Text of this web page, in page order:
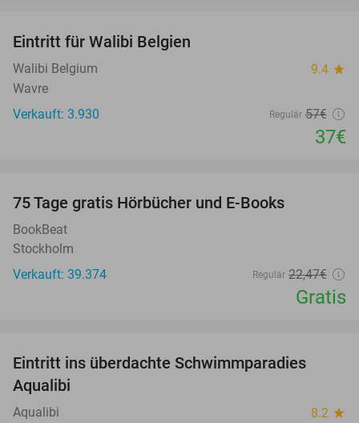
Eintritt für Walibi Belgien
Walibi Belgium 9.4 star
Wavre
Verkauft: 3.930
Regulär 57€
37€
75 Tage gratis Hörbücher und E-Books
BookBeat
Stockholm
Verkauft: 39.374
Regulär 22,47€
Gratis
Eintritt ins überdachte Schwimmparadies
Aqualibi
Aqualibi 8.2 star